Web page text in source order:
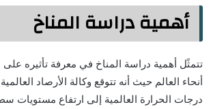
أهمية دراسة المناخ
تتمثًل أهمية دراسة المناخ في معرفة تأثيره
أنحاء العالم حيث أنه تتوقع وكالة الأرصاد
درجات الحرارة العالمية إلى ارتفاع مستويات